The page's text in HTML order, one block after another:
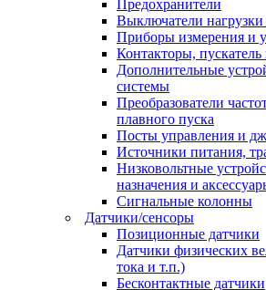
Предохранители
Выключатели
Приборы измерения и
Контакторы,
Дополнительные
системы
Преобразователи
плавного пуска
Посты управления и
Источники питания,
Низковольтные
назначения и
Сигнальные колонны
Датчики/сенсоры
Позиционные датчики
Датчики физических
тока и т.п.)
Бесконтактные датчики